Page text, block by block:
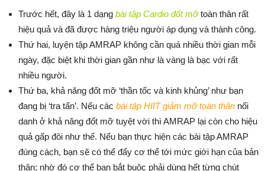
Trước hết, đây là 1 dạng bài tập Cardio đốt mỡtoàn thân rất
hiệu quả và đã được hàng triệu người áp dụng và thành công.
Thứ hai, luyện tập AMRAP không cần quá nhiều thời gian mỗi
ngày, đặc biệt khi thời gian gần như là vàng là bạc với rất
nhiều người.
Thứ ba, khả năng đốt mỡ ‘thần tốc và kinh khủng’ như bạn
đang bị ‘tra tấn’. Nếu các bài tập HIIT giảm mỡ toàn thân nổi
danh ở khả năng đốt mỡ tuyệt vời thì AMRAP lại còn cho hiệu
quả gấp đôi như thế. Nếu bạn thực hiện các bài tập AMRAP
đúng cách, bạn sẽ có thể đẩy cơ thể tới mức giới hạn của bản
thân; nhờ đó cơ thể bạn bắt buộc phải dùng hết từng chút